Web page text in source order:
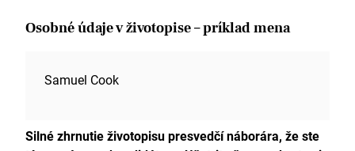
Stredná škola sv. Lukáša, Birmingham
2006 – 2008
Zručnosti
Osobné údaje v životopise – príklad mena
Samuel Cook
Silné zhrnutie životopisu presvedčí náborára, že ste